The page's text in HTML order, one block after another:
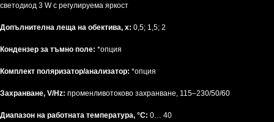
светодиод 3 W с регулируема яркост
Допълнителна леща на обектива, x: 0,5; 1,5; 2
Кондензер за тъмно поле: *опция
Комплект поляризатор/анализатор: *опция
Захранване, V/Hz: променливотоково захранване, 115–230/50/60
Диапазон на работната температура, °C: 0… 40